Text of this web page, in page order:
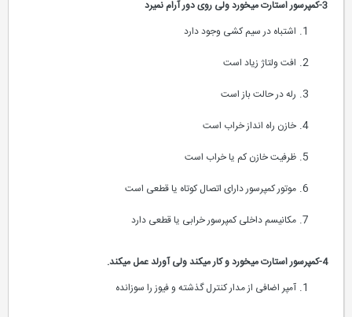
اشتباه در سیم کشی وجود دارد
افت ولتاژ زیاد است
رله در حالت باز است
خازن راه انداز خراب است
ظرفیت خازن کم یا خراب است
موتور کمپرسور دارای اتصال کوتاه یا قطعی است
مکانیسم داخلی کمپرسور خرابی یا قطعی دارد
آمپر اضافی از مدار کنترل گذشته و فیوز را سوزانده